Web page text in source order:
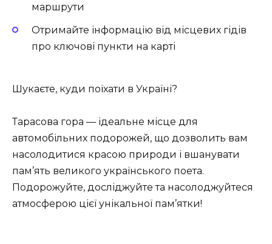
маршрути
Отримайте інформацію від місцевих гідів
про ключові пункти на карті
Шукаєте, куди поїхати в Україні?
Тарасова гора — ідеальне місце для
автомобільних подорожей, що дозволить вам
насолодитися красою природи і вшанувати
пам’ять великого українського поета.
Подорожуйте, досліджуйте та насолоджуйтеся
атмосферою цієї унікальної пам’ятки!